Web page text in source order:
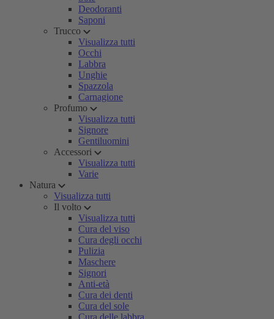
Deodoranti
Saponi
Trucco
Visualizza tutti
Occhi
Labbra
Unghie
Spazzola
Carnagione
Profumo
Visualizza tutti
Signore
Gentiluomini
Accessori
Visualizza tutti
Varie
Natura
Visualizza tutti
Il volto
Visualizza tutti
Cura del viso
Cura degli occhi
Pulizia
Maschere
Signori
Anti-età
Cura dei denti
Cura del sole
Cura delle labbra